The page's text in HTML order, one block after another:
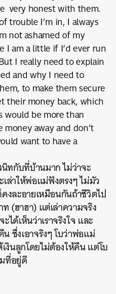
very honest with them.
trouble I’m in, I always
not ashamed of my
I am a little if I’d ever run
I really need to explain
and why I need to
to make them secure
their money back, which
would be more than
away and don’t
want to have a
ทกับที่บ้านมาก ไม่ว่าจะ
ล่าให้พ่อแม่ฟังตรงๆ ไม่มัว
งละอายเหมือนกันถ้าชีวิตไป
(ฮาฮา) แต่เล่าความจริง
ด้เห็นว่าเราจริงใจ และ
น ซึ่งเอาจริงๆ โบว่าพ่อแม่
งินลูกโดยไม่ต้องให้คืน แต่โบ
ที่อยู่ดี